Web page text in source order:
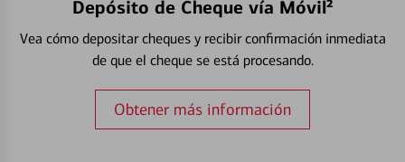
Depósito de Cheque vía Móvil²
Vea cómo depositar cheques y recibir confirmación inmediata
de que el cheque se está procesando.
Obtener más información